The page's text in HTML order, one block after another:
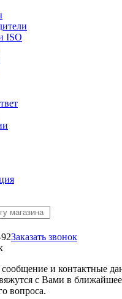
ISO
Заказать звонок
и контактные
с Вами в ближайшее
вопроса.